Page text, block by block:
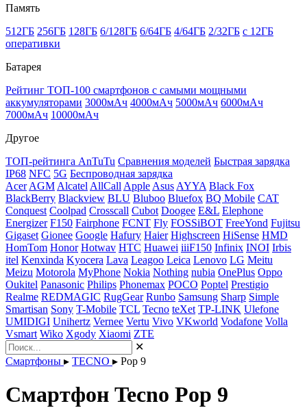
Память
512ГБ 256ГБ 128ГБ 6/128ГБ 6/64ГБ 4/64ГБ 2/32ГБ с 12ГБ
оперативки
Батарея
Рейтинг ТОП-100 смартфонов с самыми мощными
аккумуляторами 3000мАч 4000мАч 5000мАч 6000мАч
7000мАч 10000мАч
Другое
ТОП-рейтинга AnTuTu Сравнения моделей Быстрая зарядка
IP68 NFC 5G Беспроводная зарядка
Acer AGM Alcatel AllCall Apple Asus AYYA Black Fox
BlackBerry Blackview BLU Bluboo Bluefox BQ Mobile CAT
Conquest Coolpad Crosscall Cubot Doogee E&L Elephone
Energizer F150 Fairphone FCNT Fly FOSSiBOT FreeYond Fujitsu
Gigaset Gionee Google Hafury Haier Highscreen HiSense HMD
HomTom Honor Hotwav HTC Huawei iiiF150 Infinix INOI Irbis
itel Kenxinda Kyocera Lava Leagoo Leica Lenovo LG Meitu
Meizu Motorola MyPhone Nokia Nothing nubia OnePlus Oppo
Oukitel Panasonic Philips Phonemax POCO Poptel Prestigio
Realme REDMAGIC RugGear Runbo Samsung Sharp Simple
Smartisan Sony T-Mobile TCL Tecno teXet TP-LINK Ulefone
UMIDIGI Unihertz Vernee Vertu Vivo VKworld Vodafone Volla
Vsmart Wiko Xgody Xiaomi ZTE
✕
Смартфоны ▸ TECNO ▸ Pop 9
Смартфон Tecno Pop 9